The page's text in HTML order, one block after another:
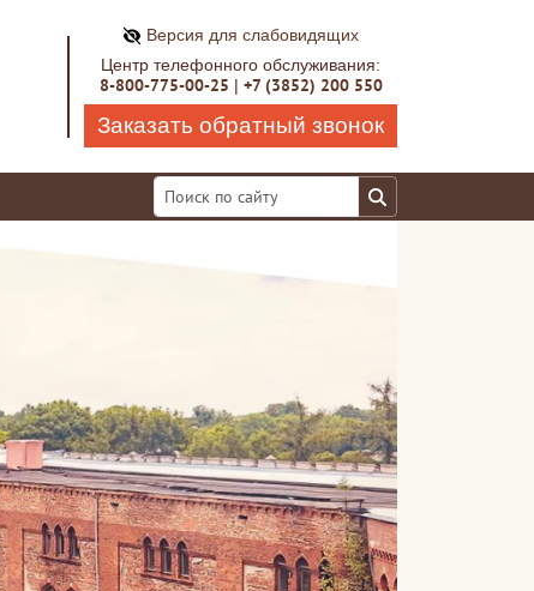
Версия для слабовидящих
Центр телефонного обслуживания:
8-800-775-00-25 | +7 (3852) 200 550
Заказать обратный звонок